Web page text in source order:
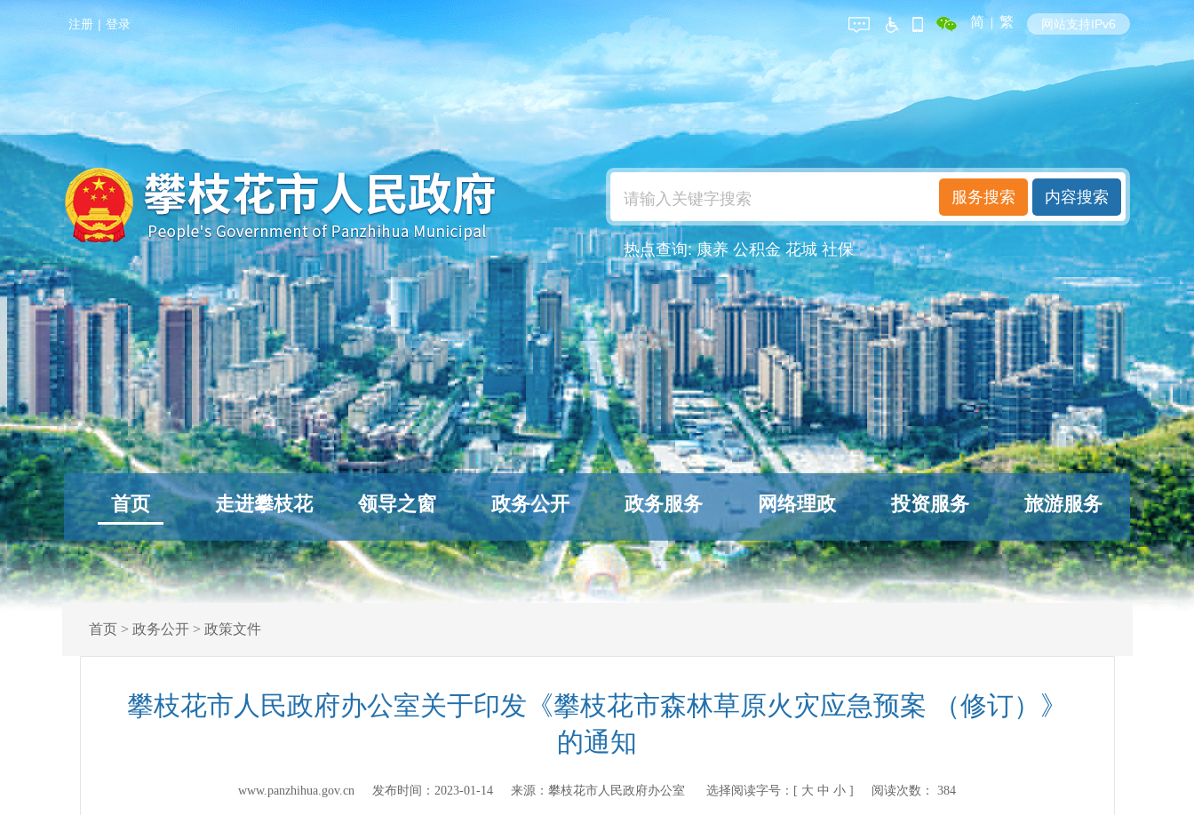
注册 | 登录 简 | 繁 网站支持IPv6
热点查询:康养 公积金 花城 社保
首页 走进攀枝花 领导之窗 政务公开 政务服务 网络理政 投资服务 旅游服务
首页> 政务公开> 政策文件
攀枝花市人民政府办公室关于印发《攀枝花市森林草原火灾应急预案 （修订）》
的通知
www.panzhihua.gov.cn 发布时间： 2023-01-14 来源： 攀枝花市人民政府办公室 选择阅读字号：[ 大 中 小 ] 阅读次数： 384